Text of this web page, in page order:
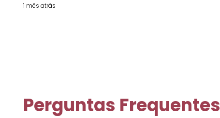
1 mês atrás
Perguntas Frequentes